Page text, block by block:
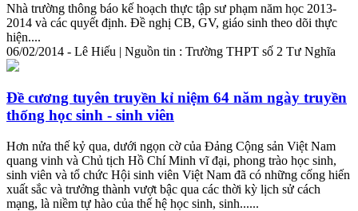
Nhà trường thông báo kế hoạch thực tập sư phạm năm học 2013-
2014 và các quyết định. Đề nghị CB, GV, giáo sinh theo dõi thực
hiện....
06/02/2014 - Lê Hiếu | Nguồn tin : Trường THPT số 2 Tư Nghĩa
Đề cương tuyên truyền kỉ niệm 64 năm ngày truyền
thống học sinh - sinh viên
Hơn nửa thế kỷ qua, dưới ngọn cờ của Đảng Cộng sản Việt Nam
quang vinh và Chủ tịch Hồ Chí Minh vĩ đại, phong trào học sinh,
sinh viên và tổ chức Hội sinh viên Việt Nam đã có những cống hiến
xuất sắc và trưởng thành vượt bậc qua các thời kỳ lịch sử cách
mạng, là niềm tự hào của thế hệ học sinh, sinh......